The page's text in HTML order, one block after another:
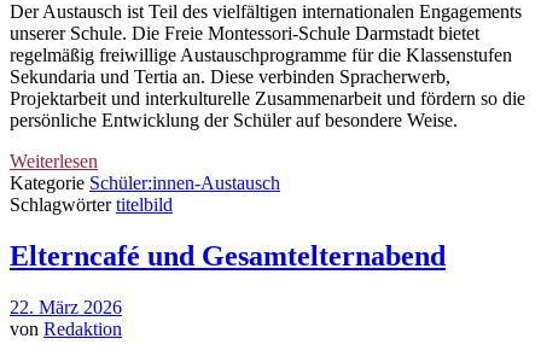
Der Austausch ist Teil des vielfältigen internationalen Engagements
unserer Schule. Die Freie Montessori-Schule Darmstadt bietet
regelmäßig freiwillige Austauschprogramme für die Klassenstufen
Sekundaria und Tertia an. Diese verbinden Spracherwerb,
Projektarbeit und interkulturelle Zusammenarbeit und fördern so die
persönliche Entwicklung der Schüler auf besondere Weise.
Weiterlesen
Kategorie Schüler:innen-Austausch
Schlagwörtertitelbild
Elterncafé und Gesamtelternabend
22. März 2026
von Redaktion